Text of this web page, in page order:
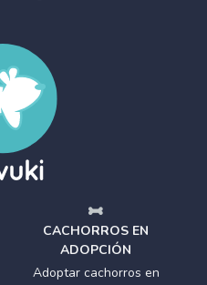
CACHORROS EN
ADOPCIÓN
Adoptar cachorros en